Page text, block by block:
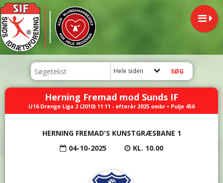
Hele siden
Herning Fremad mod Sunds IF
U16 Drenge Liga 2 (2010) 11:11 - efterår 2025 ombr • Pulje 456
HERNING FREMAD'S KUNSTGRÆSBANE 1
04-10-2025
KL. 10.00